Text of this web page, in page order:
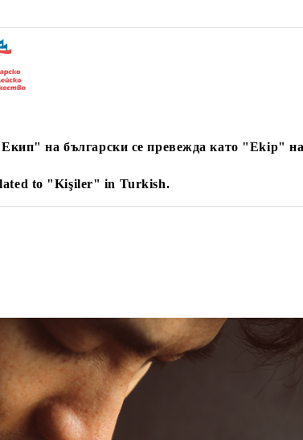
Екип" на български се превежда като "Ekip"
to "Kişiler" in Turkish.